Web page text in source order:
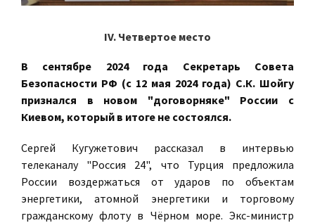
IV. Четвертое место
В сентябре 2024 года Секретарь Совета
Безопасности РФ (с 12 мая 2024 года) С.К. Шойгу
признался в новом "договорняке" России с
Киевом, который в итоге не состоялся.
Сергей Кугужетович рассказал в интервью
телеканалу "Россия 24", что Турция предложила
России воздержаться от ударов по объектам
энергетики, атомной энергетики и торговому
гражданскому флоту в Чёрном море. Экс-министр